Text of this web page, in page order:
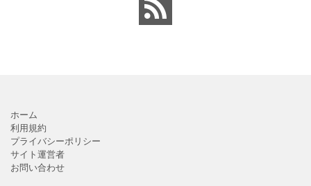
ホーム
利用規約
プライバシーポリシー
サイト運営者
お問い合わせ